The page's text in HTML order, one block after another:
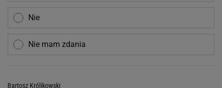
Nie
Nie mam zdania
Bartosz Królikowski